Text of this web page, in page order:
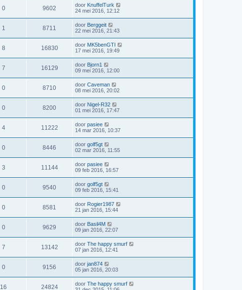
0 9602 door KnuffelTurk
24 mei 2016, 12:12
1 8711 door Berggeit
22 mei 2016, 21:43
8 16830 door MK5benGTI
17 mei 2016, 19:49
7 16129 door Bjorn1
09 mei 2016, 12:00
0 8710 door Caveman
08 mei 2016, 20:02
0 8200 door Nigel-R32
01 mei 2016, 17:47
4 11222 door pasiee
14 mar 2016, 10:37
0 8446 door golf5gt
02 mar 2016, 11:55
3 11144 door pasiee
09 feb 2016, 16:57
0 9540 door golf5gt
09 feb 2016, 15:41
0 8581 door Rogier1987
21 jan 2016, 15:44
0 9629 door Basil4M
09 jan 2016, 22:07
7 13142 door The happy smurf
07 jan 2016, 12:41
0 9156 door jan874
05 jan 2016, 20:03
16 24824 door The happy smurf